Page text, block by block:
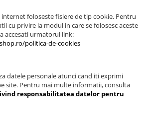
internet foloseste fisiere de tip cookie. Pentru
cu privire la modul in care se folosesc aceste
accesati urmatorul link:
politica-de-cookies
datele personale atunci cand iti exprimi
site. Pentru mai multe informatii, consulta
responsabilitatea datelor pentru